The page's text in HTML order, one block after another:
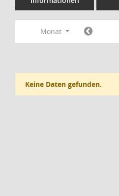
Monat
Keine Daten gefunden.